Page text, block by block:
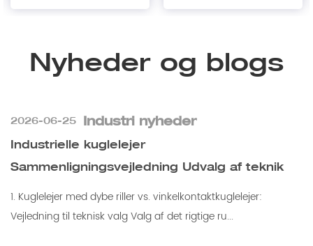
Nyheder og blogs
2026-06-25 Industri nyheder
Industrielle kuglelejer
Sammenligningsvejledning Udvalg af teknik
1. Kuglelejer med dybe riller vs. vinkelkontaktkuglelejer:
Vejledning til teknisk valg Valg af det rigtige ru...